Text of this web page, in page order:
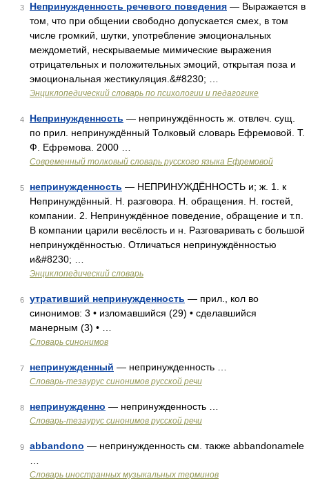
3 Непринужденность речевого поведения — Выражается в
том, что при общении свободно допускается смех, в том
числе громкий, шутки, употребление эмоциональных
междометий, нескрываемые мимические выражения
отрицательных и положительных эмоций, открытая поза и
эмоциональная жестикуляция.&#8230; …
Энциклопедический словарь по психологии и педагогике
4 Непринужденность — непринуждённость ж. отвлеч. сущ.
по прил. непринуждённый Толковый словарь Ефремовой. Т.
Ф. Ефремова. 2000 …
Современный толковый словарь русского языка Ефремовой
5 непринужденность — НЕПРИНУЖДЁННОСТЬ и; ж. 1. к
Непринуждённый. Н. разговора. Н. обращения. Н. гостей,
компании. 2. Непринуждённое поведение, обращение и т.п.
В компании царили весёлость и н. Разговаривать с большой
непринуждённостью. Отличаться непринуждённостью
и&#8230; …
Энциклопедический словарь
6 утративший непринужденность — прил., кол во
синонимов: 3 • изломавшийся (29) • сделавшийся
манерным (3) • …
Словарь синонимов
7 непринужденный — непринужденность …
Словарь-тезаурус синонимов русской речи
8 непринужденно — непринужденность …
Словарь-тезаурус синонимов русской речи
9 abbandono — непринужденность см. также abbandonamele
Словарь иностранных музыкальных терминов